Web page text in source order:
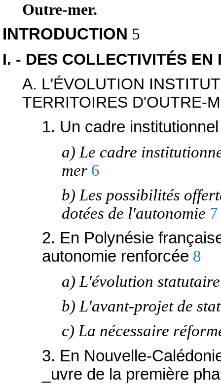
Outre-mer.
INTRODUCTION 5
I. - DES COLLECTIVITÉS EN
A. L'ÉVOLUTION
TERRITOIRES D'OUTRE-
1. Un cadre
a) Le cadre
mer 6
b) Les possibilités
dotées de l'autonomie 7
2. En Polynésie
autonomie renforcée 8
a) L'évolution
b) L'avant-projet de
c) La nécessaire
3. En Nouvelle-
_uvre de la première